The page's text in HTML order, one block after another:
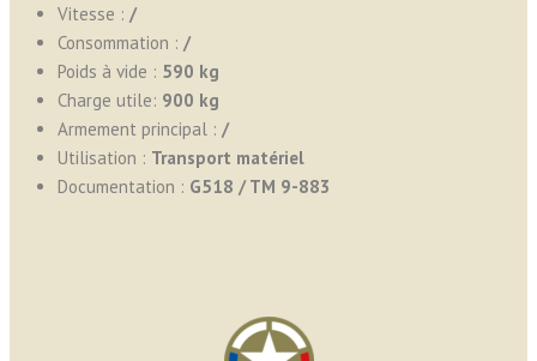
Vitesse : /
Consommation : /
Poids à vide : 590 kg
Charge utile: 900 kg
Armement principal : /
Utilisation : Transport matériel
Documentation : G518 / TM 9-883